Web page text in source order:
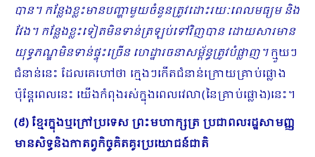
បាន។ កន្លែងខ្លះមានបញ្ហាមួយចំនួនត្រូវដោះរយៈពេលមធ្យម និង
វែង។ កន្លែងខ្លះទៀតមិនទាន់ត្រឡប់ទៅវិញបាន ដោយសារមាន
យុទ្ធភណ្ឌមិនទាន់ផ្ទុះច្រើន ហេដ្ឋារចនាសម្ព័ន្ធត្រូវបំផ្លាញ។ក្មួយៗ
ជំនាន់នេះ ដែលគេហៅថា ក្មេងៗកើតជំនាន់ក្រោយគ្រាប់ផ្លោង
ប៉ុន្តែពេលនេះ យើងកំពុងរស់ក្នុងពេលវេលា(នៃគ្រាប់ផ្លោង)នេះ។
(៩) ខ្មែរក្នុងឬក្រៅប្រទេស ព្រះមហាក្សត្រ ប្រជាពលរដ្ឋសាមញ្ញ
មានសិទ្ធនិងកាតព្វកិច្ចគិតគូរប្រយោជន៍ជាតិ